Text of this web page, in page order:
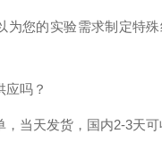
为您的实验需求制定特
应吗？
当天发货，国内2-3天可